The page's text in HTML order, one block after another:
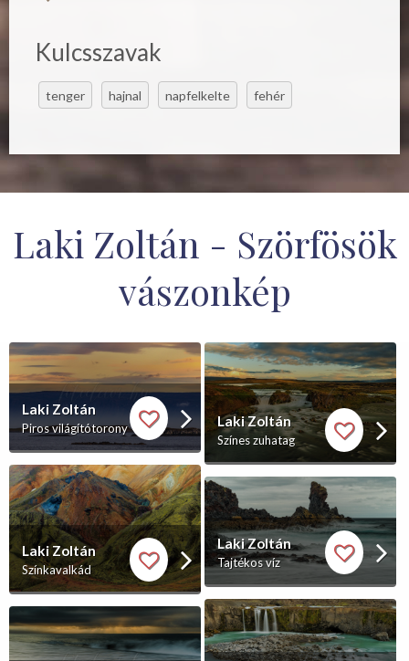
Kulcsszavak
tenger hajnal napfelkelte fehér
Laki Zoltán - Szörfösök
vászonkép
Laki Zoltán
Piros világítótorony
Laki Zoltán
Színkavalkád
Laki Zoltán
Színes zuhatag
Laki Zoltán
Tajtékos víz